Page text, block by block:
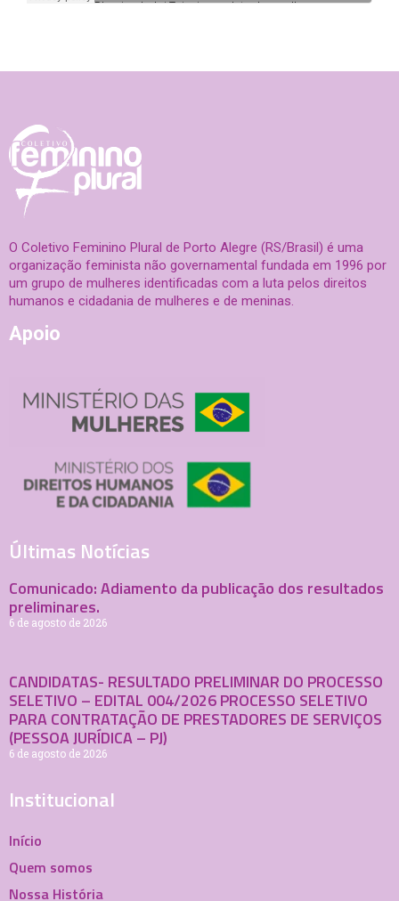
O Coletivo Feminino Plural de Porto Alegre (RS/Brasil) é uma
organização feminista não governamental fundada em 1996 por
um grupo de mulheres identificadas com a luta pelos direitos
humanos e cidadania de mulheres e de meninas.
Apoio
Últimas Notícias
Comunicado: Adiamento da publicação dos resultados
preliminares.
6 de agosto de 2026
CANDIDATAS- RESULTADO PRELIMINAR DO PROCESSO
SELETIVO – EDITAL 004/2026 PROCESSO SELETIVO
PARA CONTRATAÇÃO DE PRESTADORES DE SERVIÇOS
(PESSOA JURÍDICA – PJ)
6 de agosto de 2026
Institucional
Início
Quem somos
Nossa História